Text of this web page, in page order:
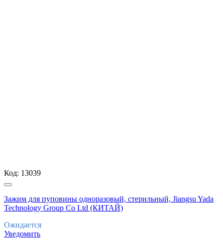
Код: 13039
Зажим для пуповины одноразовый, стерильный, Jiangsu Yada
Technology Group Co Ltd (КИТАЙ)
Ожидается
Уведомить